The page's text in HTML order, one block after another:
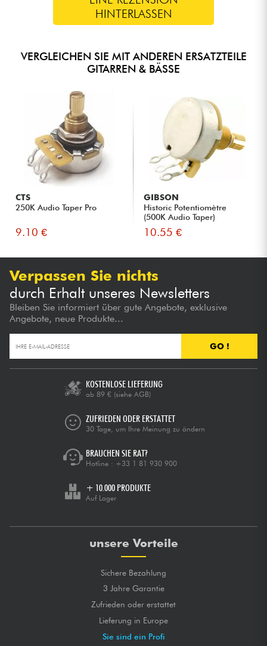
HINTERLASSEN
VERGLEICHEN SIE MIT ANDEREN ERSATZTEILE
GITARREN & BÄSSE
CTS
250K Audio Taper Pro
9.10 €
GIBSON
Historic Potentiomètre
(500K Audio Taper)
10.55 €
Verpassen Sie nichts
durch Erhalt unseres Newsletters
Bleiben Sie informiert über gute Angebote, exklusive
Angebote, neue Produkte...
GO !
KOSTENLOSE LIEFERUNG
ab 89 € (siehe AGB)
ZUFRIEDEN ODER ERSTATTET
30 Tage, um Ihre Meinung zu ändern
BRAUCHEN SIE RAT?
Hotline : +33 1 81 930 900
+ 10.000 PRODUKTE
Auf Lager
unsere Vorteile
Sichere Bezahlung
3 Jahre Garantie
Zufrieden oder erstattet
Lieferung in Europe
Sie sind ein Profi